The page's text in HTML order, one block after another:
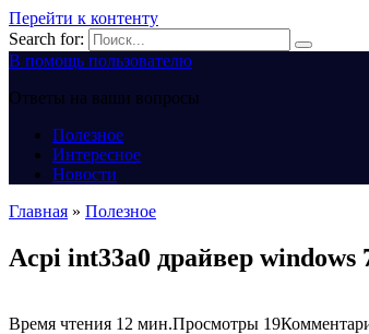
Перейти к контенту
Search for:
В помощь пользователю
Ответы на ваши вопросы
Полезное
Интересное
Новости
Главная » Полезное
Acpi int33a0 драйвер windows
Время чтения 12 мин.Просмотры 19